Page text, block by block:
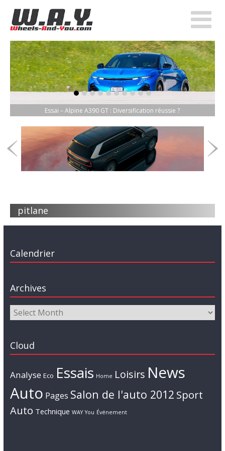
Essai – Alpine A390 GT : Diversification réussie ?
item-0
item-1
item-2
item-3
item-4
item-5
item-6
item-7
item-8
item-9
pitlane
Calendrier
Archives
Cloud
Analyse Eco Essais Home Loisirs News
Auto Pages Salon de l'auto 2012 Sport
Auto Technique WAY You Événement